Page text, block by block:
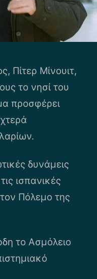
Πίτερ Μίνουιτ,
το νησί του
προσφέρει
δυνάμεις
ισπανικές
Πόλεμο της
το Ασμόλειο